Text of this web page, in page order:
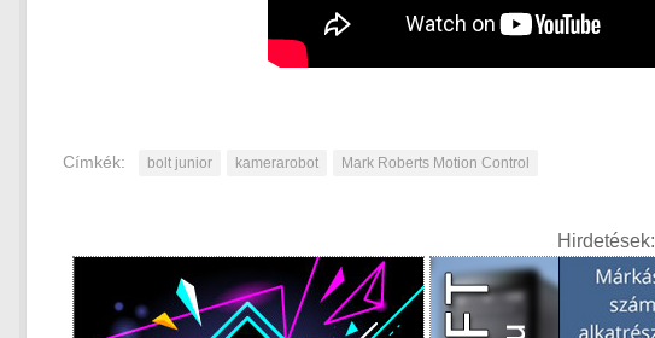
Címkék: bolt junior kamerarobot Mark Roberts Motion Control
Hirdetések: